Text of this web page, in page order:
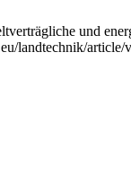
und
landtechnik/